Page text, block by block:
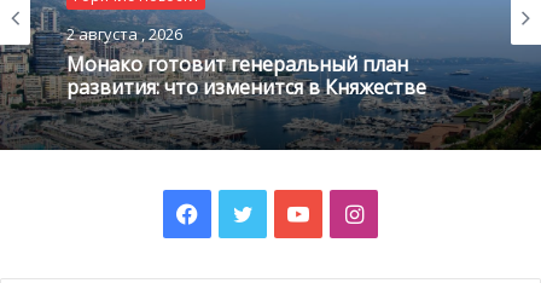
Photo credit: Axel Bastello / Palais Princier
2 августа , 2026
Монако готовит генеральный план
развития: что изменится в Княжестве
Facebook
TwitterYouTubeInstagram